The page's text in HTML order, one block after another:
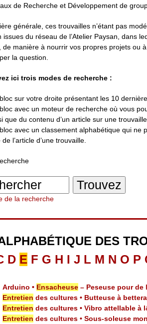
de Recherche et Développement de
générale, ces trouvailles n’étant pas
issues du réseau de l’Atelier Paysan, dans
de manière à nourrir vos propres projets ou
la question.
ici trois modes de recherche :
sur votre droite présentant les 10
avec un moteur de recherche où vous
que du contenu d’un article sur une
avec un classement alphabétique qui ne
de l’article d’une trouvaille.
de la recherche
DES
D E F G H I J L M N O P
Arduino • Ensacheuse – Peseuse pour de
Entretien des cultures • Butteuse à
Entretien des cultures • Vibro attellable à
Entretien des cultures • Sous-soleuse